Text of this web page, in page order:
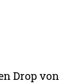
Drop von